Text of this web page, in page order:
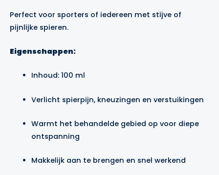
Perfect voor sporters of iedereen met stijve of
pijnlijke spieren.
Eigenschappen:
Inhoud: 100 ml
Verlicht spierpijn, kneuzingen en verstuikingen
Warmt het behandelde gebied op voor diepe
ontspanning
Makkelijk aan te brengen en snel werkend